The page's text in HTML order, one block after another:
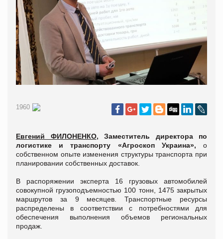
1960
Евгений ФИЛОНЕНКО, Заместитель директора по
логистике и транспорту «Агроскоп Украина», о
собственном опыте изменения структуры транспорта при
планировании собственных доставок.
В распоряжении эксперта 16 грузовых автомобилей
совокупной грузоподъемностью 100 тонн, 1475 закрытых
маршрутов за 9 месяцев. Транспортные ресурсы
распределены в соответствии с потребностями для
обеспечения выполнения объемов региональных
продаж.